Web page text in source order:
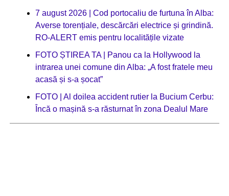
7 august 2026 | Cod portocaliu de furtuna în Alba:
Averse torențiale, descărcări electrice și grindină.
RO-ALERT emis pentru localitățile vizate
FOTO ȘTIREA TA | Panou ca la Hollywood la
intrarea unei comune din Alba: „A fost fratele meu
acasă și s-a șocat”
FOTO | Al doilea accident rutier la Bucium Cerbu:
Încă o mașină s-a răsturnat în zona Dealul Mare